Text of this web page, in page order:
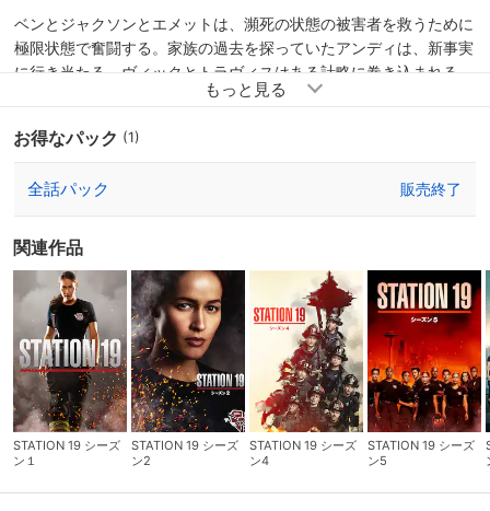
ベンとジャクソンとエメットは、瀕死の状態の被害者を救うために
極限状態で奮闘する。家族の過去を探っていたアンディは、新事実
に行き当たる。ヴィックとトラヴィスはある計略に巻き込まれる。
お得なパック (1)
全話パック 販売終了
関連作品
STATION 19 シーズ
ン１
STATION 19 シーズ
ン2
STATION 19 シーズ
ン4
STATION 19 シーズ
ン5